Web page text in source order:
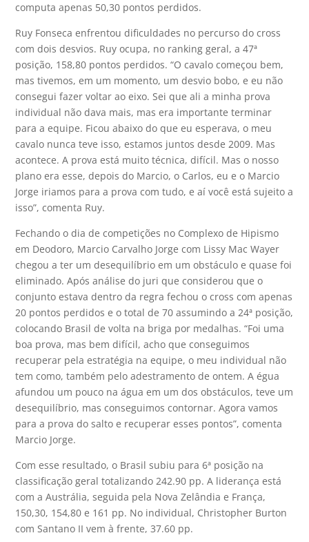
computa apenas 50,30 pontos perdidos.
Ruy Fonseca enfrentou dificuldades no percurso do cross
com dois desvios. Ruy ocupa, no ranking geral, a 47ª
posição, 158,80 pontos perdidos. “O cavalo começou bem,
mas tivemos, em um momento, um desvio bobo, e eu não
consegui fazer voltar ao eixo. Sei que ali a minha prova
individual não dava mais, mas era importante terminar
para a equipe. Ficou abaixo do que eu esperava, o meu
cavalo nunca teve isso, estamos juntos desde 2009. Mas
acontece. A prova está muito técnica, difícil. Mas o nosso
plano era esse, depois do Marcio, o Carlos, eu e o Marcio
Jorge iriamos para a prova com tudo, e aí você está sujeito a
isso”, comenta Ruy.
Fechando o dia de competições no Complexo de Hipismo
em Deodoro, Marcio Carvalho Jorge com Lissy Mac Wayer
chegou a ter um desequilíbrio em um obstáculo e quase foi
eliminado. Após análise do juri que considerou que o
conjunto estava dentro da regra fechou o cross com apenas
20 pontos perdidos e o total de 70 assumindo a 24ª posição,
colocando Brasil de volta na briga por medalhas. “Foi uma
boa prova, mas bem difícil, acho que conseguimos
recuperar pela estratégia na equipe, o meu individual não
tem como, também pelo adestramento de ontem. A égua
afundou um pouco na água em um dos obstáculos, teve um
desequilíbrio, mas conseguimos contornar. Agora vamos
para a prova do salto e recuperar esses pontos”, comenta
Marcio Jorge.
Com esse resultado, o Brasil subiu para 6ª posição na
classificação geral totalizando 242.90 pp. A liderança está
com a Austrália, seguida pela Nova Zelândia e França,
150,30, 154,80 e 161 pp. No individual, Christopher Burton
com Santano II vem à frente, 37.60 pp.